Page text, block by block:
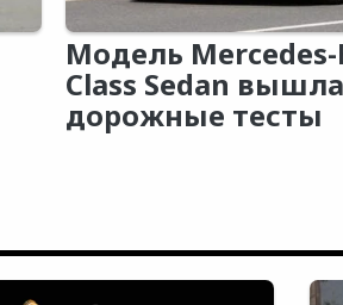
Модель Mercedes-
Class Sedan
дорожные тесты